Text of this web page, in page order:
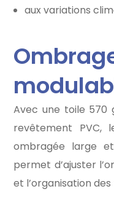
aux variations
Avec une toile 570
revêtement PVC,
ombragée large
permet d’ajuster
et l’organisation